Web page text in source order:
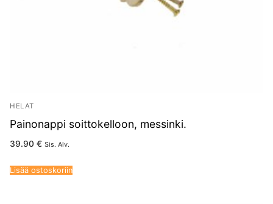
HELAT
Painonappi soittokelloon, messinki.
39.90 € Sis. Alv.
Lisää ostoskoriin